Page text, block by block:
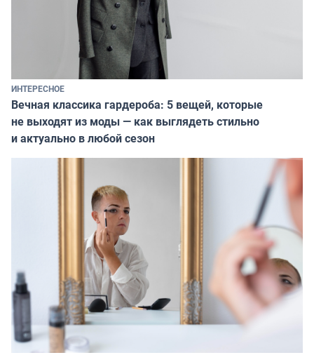
ИНТЕРЕСНОЕ
Вечная классика гардероба: 5 вещей, которые
не выходят из моды — как выглядеть стильно
и актуально в любой сезон